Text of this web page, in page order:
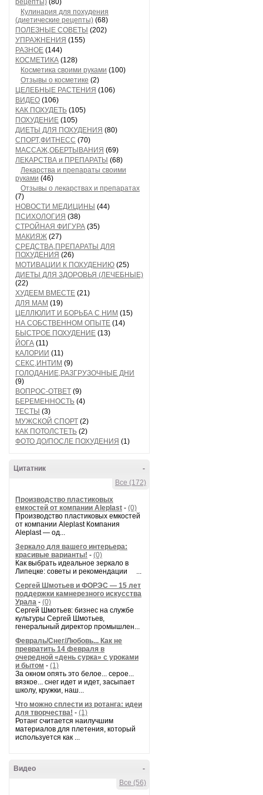
рецепты) (80)
Кулинария для похудения
(диетические рецепты) (68)
ПОЛЕЗНЫЕ СОВЕТЫ (202)
УПРАЖНЕНИЯ (155)
РАЗНОЕ (144)
КОСМЕТИКА (128)
Косметика своими руками (100)
Отзывы о косметике (2)
ЦЕЛЕБНЫЕ РАСТЕНИЯ (106)
ВИДЕО (106)
КАК ПОХУДЕТЬ (105)
ПОХУДЕНИЕ (105)
ДИЕТЫ ДЛЯ ПОХУДЕНИЯ (80)
СПОРТ,ФИТНЕСС (70)
МАССАЖ,ОБЕРТЫВАНИЯ (69)
ЛЕКАРСТВА и ПРЕПАРАТЫ (68)
Лекарства и препараты своими
руками (46)
Отзывы о лекарствах и препаратах
(7)
НОВОСТИ МЕДИЦИНЫ (44)
ПСИХОЛОГИЯ (38)
СТРОЙНАЯ ФИГУРА (35)
МАКИЯЖ (27)
СРЕДСТВА,ПРЕПАРАТЫ ДЛЯ
ПОХУДЕНИЯ (26)
МОТИВАЦИИ К ПОХУДЕНИЮ (25)
ДИЕТЫ ДЛЯ ЗДОРОВЬЯ (ЛЕЧЕБНЫЕ)
(22)
ХУДЕЕМ ВМЕСТЕ (21)
ДЛЯ МАМ (19)
ЦЕЛЛЮЛИТ И БОРЬБА С НИМ (15)
НА СОБСТВЕННОМ ОПЫТЕ (14)
БЫСТРОЕ ПОХУДЕНИЕ (13)
ЙОГА (11)
КАЛОРИИ (11)
СЕКС,ИНТИМ (9)
ГОЛОДАНИЕ,РАЗГРУЗОЧНЫЕ ДНИ
(9)
ВОПРОС-ОТВЕТ (9)
БЕРЕМЕННОСТЬ (4)
ТЕСТЫ (3)
МУЖСКОЙ СПОРТ (2)
КАК ПОТОЛСТЕТЬ (2)
ФОТО ДО/ПОСЛЕ ПОХУДЕНИЯ (1)
-
Цитатник
Все (172)
Производство пластиковых
емкостей от компании Aleplast - (0)
Производство пластиковых емкостей
от компании Aleplast Компания
Aleplast — од...
Зеркало для вашего интерьера:
красивые варианты! - (0)
Как выбрать идеальное зеркало в
Липецке: советы и рекомендации ...
Сергей Шмотьев и ФОРЭС — 15 лет
поддержки камнерезного искусства
Урала - (0)
Сергей Шмотьев: бизнес на службе
культуры Сергей Шмотьев,
генеральный директор промышлен...
Февраль/Снег/Любовь... Как не
превратить 14 февраля в
очередной «день сурка» с уроками
и бытом - (1)
За окном опять это белое... серое...
вязкое... снег идет и идет, засыпает
школу, кружки, наш...
Что можно сплести из ротанга: идеи
для творчества! - (1)
Ротанг считается наилучшим
материалов для плетения, который
используется как ...
-
Видео
Все (56)